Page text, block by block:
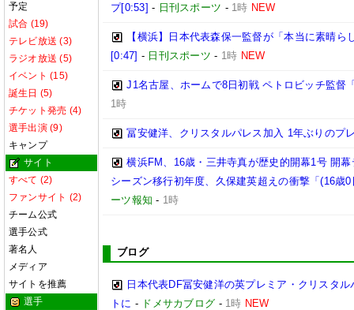
予定
試合 (19)
テレビ放送 (3)
ラジオ放送 (5)
イベント (15)
誕生日 (5)
チケット発売 (4)
選手出演 (9)
キャンプ
サイト
すべて (2)
ファンサイト (2)
チーム公式
選手公式
著名人
メディア
サイトを推薦
選手
プ[0:53] - 日刊スポーツ - 1時 NEW
【横浜】日本代表森保一監督が「本当に素晴
[0:47] - 日刊スポーツ - 1時 NEW
J1名古屋、ホームで8日初戦 ペトロビッチ監督
1時
冨安健洋、クリスタルパレス加入 1年ぶりのプ
横浜FM、16歳・三井寺真が歴史的開幕1号 開
シーズン移行初年度、久保建英超えの衝撃「(16歳
ーツ報知 - 1時
ブログ
日本代表DF冨安健洋の英プレミア・クリスタ
トに - ドメサカブログ - 1時 NEW